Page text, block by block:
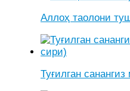
Аллоҳ таолони
Туғилган